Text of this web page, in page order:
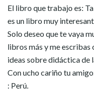
El libro que trabajo es:
es un libro muy
Solo deseo que te vaya
libros más y me escribas
ideas sobre didáctica de
Con ucho cariño tu
: Perú.